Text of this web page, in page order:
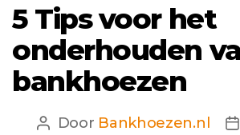
5 Tips voor het
onderhouden
bankhoezen
Berichtauteur
Door Bankhoezen.nl